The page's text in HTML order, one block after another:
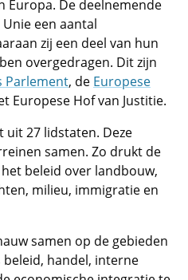
Europa. De deelnemende
een aantal
zij een deel van hun
overgedragen. Dit zijn
Parlement, de Europese
Europese Hof van Justitie.
uit 27 lidstaten. Deze
samen. Zo drukt de
beleid over landbouw,
milieu, immigratie en
samen op de gebieden
handel, interne